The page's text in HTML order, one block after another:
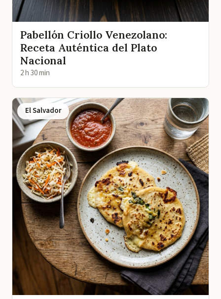
Pabellón Criollo Venezolano:
Receta Auténtica del Plato
Nacional
2 h 30 min
El Salvador